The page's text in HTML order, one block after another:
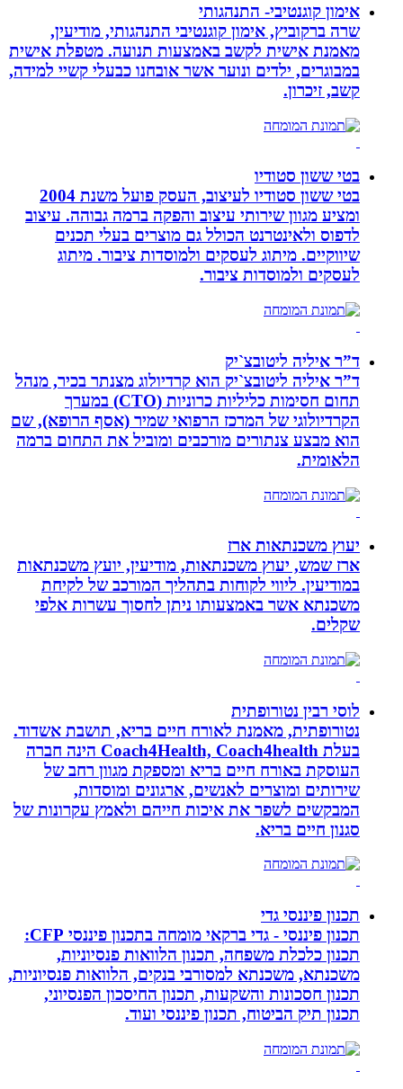
אימון קוגנטיבי- התנהגותי
שרה ברקוביץ, אימון קוגנטיבי התנהגותי, מודיעין,
מאמנת אישית לקשב באמצעות תנועה. מטפלת אישית
במבוגרים, ילדים ונוער אשר אובחנו כבעלי קשיי למידה,
קשב, זיכרון.
בטי ששון סטודיו
בטי ששון סטודיו לעיצוב, העסק פועל משנת 2004
ומציע מגוון שירותי עיצוב והפקה ברמה גבוהה. עיצוב
לדפוס ולאינטרנט הכולל גם מוצרים בעלי תכנים
שיווקיים. מיתוג לעסקים ולמוסדות ציבור. מיתוג
לעסקים ולמוסדות ציבור.
ד”ר איליה ליטובצ`יק
ד”ר איליה ליטובצ`יק הוא קרדיולוג מצנתר בכיר, מנהל
תחום חסימות כליליות כרוניות (CTO) במערך
הקרדיולוגי של המרכז הרפואי שמיר (אסף הרופא), שם
הוא מבצע צנתורים מורכבים ומוביל את התחום ברמה
הלאומית.
יעוץ משכנתאות ארז
ארז שמש, יעוץ משכנתאות, מודיעין, יועץ משכנתאות
במודיעין. ליווי לקוחות בתהליך המורכב של לקיחת
משכנתא אשר באמצעותו ניתן לחסוך עשרות אלפי
שקלים.
לוסי רבין נטורופתית
נטורופתית, מאמנת לאורח חיים בריא, תושבת אשדוד.
בעלת Coach4Health, Coach4health הינה חברה
העוסקת באורח חיים בריא ומספקת מגוון רחב של
שירותים ומוצרים לאנשים, ארגונים ומוסדות,
המבקשים לשפר את איכות חייהם ולאמץ עקרונות של
סגנון חיים בריא.
תכנון פיננסי גדי
תכנון פיננסי - גדי ברקאי מומחה בתכנון פיננסי CFP:
תכנון כלכלת משפחה, תכנון הלוואות פנסיוניות,
משכנתא, משכנתא למסורבי בנקים, הלוואות פנסיוניות,
תכנון חסכונות והשקעות, תכנון החיסכון הפנסיוני,
תכנון תיק הביטוח, תכנון פיננסי ועוד.